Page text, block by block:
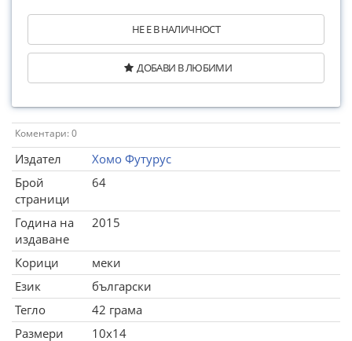
НЕ Е В НАЛИЧНОСТ
ДОБАВИ В ЛЮБИМИ
Коментари: 0
Издател
Хомо Футурус
Брой
страници
64
Година на
издаване
2015
Корици
меки
Език
български
Тегло
42 грама
Размери
10x14